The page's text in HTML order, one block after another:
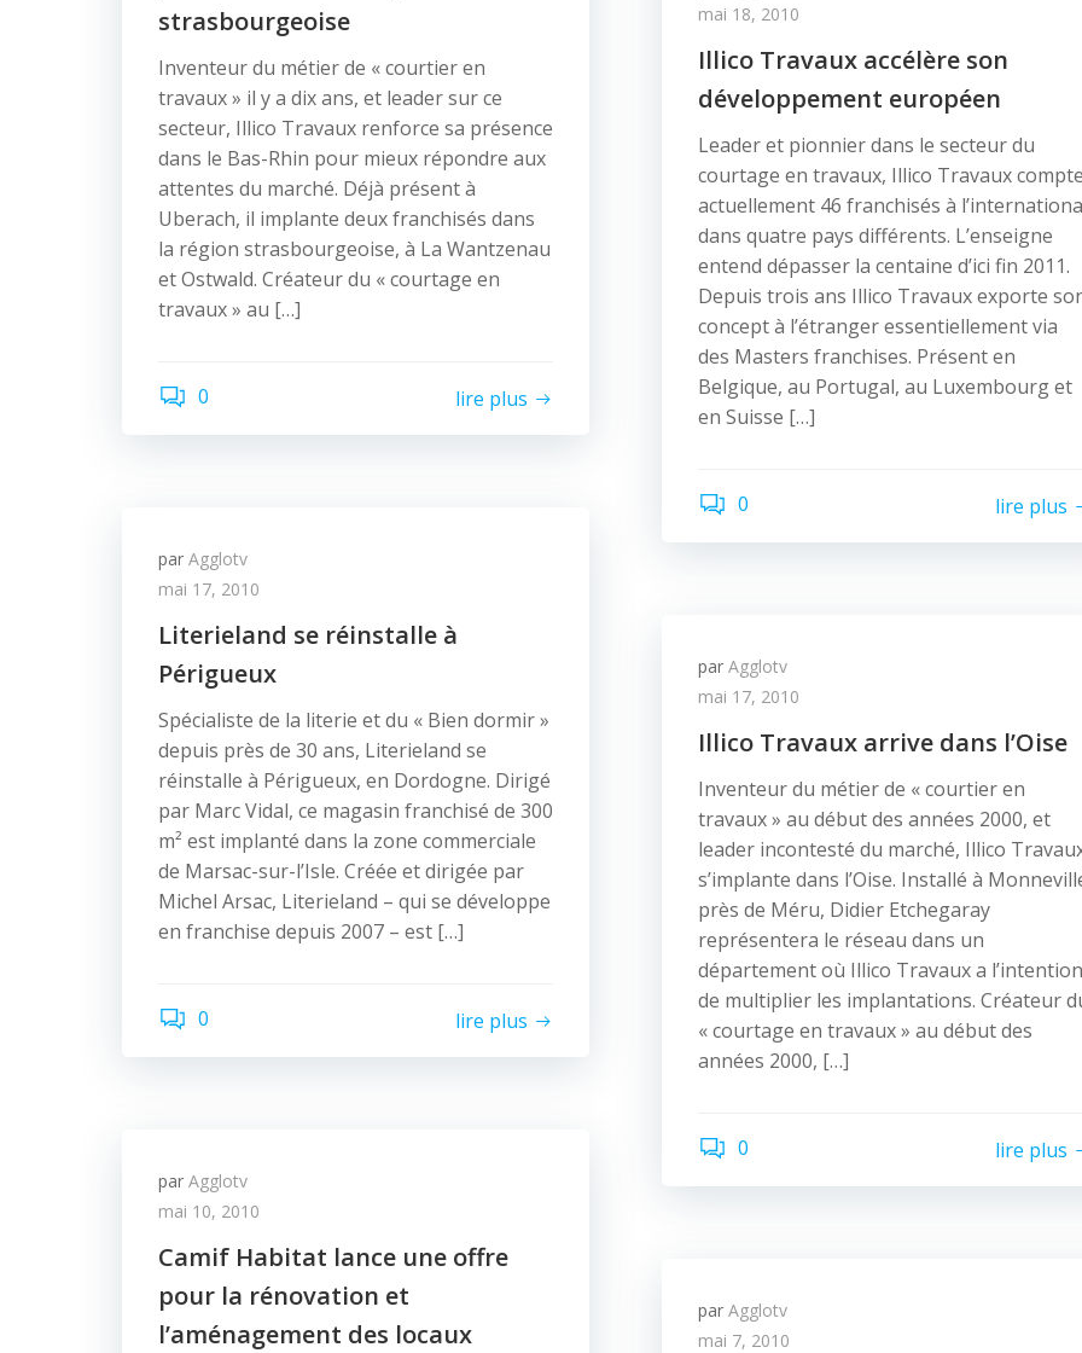
strasbourgeoise
Inventeur du métier de « courtier en
travaux » il y a dix ans, et leader sur ce
secteur, Illico Travaux renforce sa présence
dans le Bas-Rhin pour mieux répondre aux
attentes du marché. Déjà présent à
Uberach, il implante deux franchisés dans
la région strasbourgeoise, à La Wantzenau
et Ostwald. Créateur du « courtage en
travaux » au […]
0 lire plus
mai 18, 2010
Illico Travaux accélère son
développement européen
Leader et pionnier dans le secteur du
courtage en travaux, Illico Travaux
actuellement 46 franchisés à
dans quatre pays différents. L’enseigne
entend dépasser la centaine d’ici fin 2011.
Depuis trois ans Illico Travaux exporte
concept à l’étranger essentiellement via
des Masters franchises. Présent en
Belgique, au Portugal, au Luxembourg et
en Suisse […]
0 lire plus
par Agglotv
mai 17, 2010
Literieland se réinstalle à
Périgueux
Spécialiste de la literie et du « Bien dormir »
depuis près de 30 ans, Literieland se
réinstalle à Périgueux, en Dordogne. Dirigé
par Marc Vidal, ce magasin franchisé de 300
m² est implanté dans la zone commerciale
de Marsac-sur-l’Isle. Créée et dirigée par
Michel Arsac, Literieland – qui se développe
en franchise depuis 2007 – est […]
0 lire plus
par Agglotv
mai 17, 2010
Illico Travaux arrive dans l’Oise
Inventeur du métier de « courtier en
travaux » au début des années 2000, et
leader incontesté du marché, Illico
s’implante dans l’Oise. Installé à
près de Méru, Didier Etchegaray
représentera le réseau dans un
département où Illico Travaux a l’intention
de multiplier les implantations. Créateur
« courtage en travaux » au début des
années 2000, […]
0 lire plus
par Agglotv
mai 10, 2010
Camif Habitat lance une offre
pour la rénovation et
l’aménagement des locaux
par Agglotv
mai 7, 2010